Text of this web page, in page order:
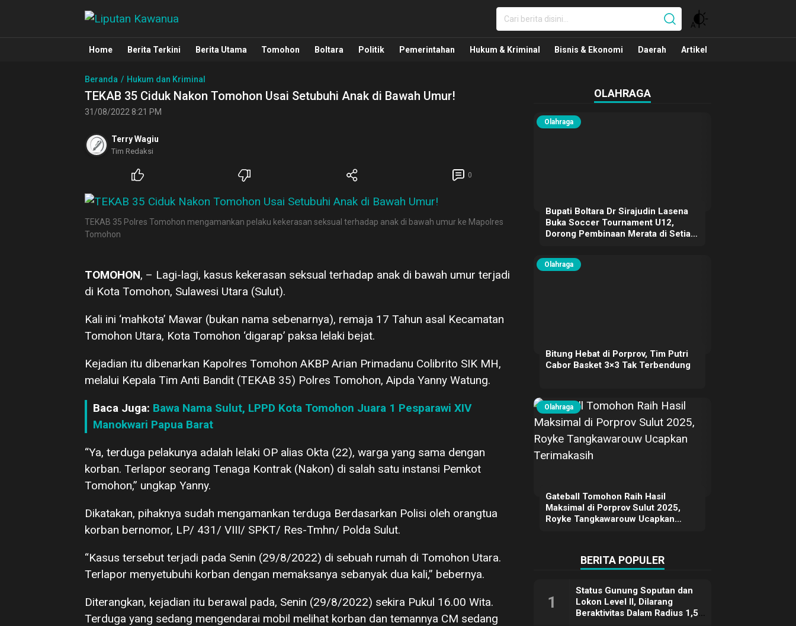
Liputan Kawanua
Berita Manado, Sulawesi Utara, Kawanua, Politik, Pemerintahan, Hukum Kriminal dan Nasional
Home Berita Terkini Berita Utama Tomohon Boltara Politik Pemerintahan Hukum & Kriminal Bisnis & Ekonomi Daerah Artikel
Beranda Hukum dan Kriminal
TEKAB 35 Ciduk Nakon Tomohon Usai Setubuhi Anak di Bawah Umur!
31/08/2022 8:21 PM
Terry Wagiu
Tim Redaksi
0
TEKAB 35 Polres Tomohon mengamankan pelaku kekerasan seksual terhadap anak di bawah umur ke Mapolres
Tomohon
TOMOHON, – Lagi-lagi, kasus kekerasan seksual terhadap anak di bawah umur terjadi
di Kota Tomohon, Sulawesi Utara (Sulut).
Kali ini ‘mahkota’ Mawar (bukan nama sebenarnya), remaja 17 Tahun asal Kecamatan
Tomohon Utara, Kota Tomohon ‘digarap’ paksa lelaki bejat.
Kejadian itu dibenarkan Kapolres Tomohon AKBP Arian Primadanu Colibrito SIK MH,
melalui Kepala Tim Anti Bandit (TEKAB 35) Polres Tomohon, Aipda Yanny Watung.
Baca Juga: Bawa Nama Sulut, LPPD Kota Tomohon Juara 1 Pesparawi XIV
Manokwari Papua Barat
“Ya, terduga pelakunya adalah lelaki OP alias Okta (22), warga yang sama dengan
korban. Terlapor seorang Tenaga Kontrak (Nakon) di salah satu instansi Pemkot
Tomohon,” ungkap Yanny.
Dikatakan, pihaknya sudah mengamankan terduga Berdasarkan Polisi oleh orangtua
korban bernomor, LP/ 431/ VIII/ SPKT/ Res-Tmhn/ Polda Sulut.
“Kasus tersebut terjadi pada Senin (29/8/2022) di sebuah rumah di Tomohon Utara.
Terlapor menyetubuhi korban dengan memaksanya sebanyak dua kali,” bebernya.
Diterangkan, kejadian itu berawal pada, Senin (29/8/2022) sekira Pukul 16.00 Wita.
Terduga yang sedang mengendarai mobil melihat korban dan temannya CM sedang
OLAHRAGA
Olahraga
Bupati Boltara Dr Sirajudin Lasena
Buka Soccer Tournament U12,
Dorong Pembinaan Merata di Setiap
Olahraga
Bitung Hebat di Porprov, Tim Putri
Cabor Basket 3×3 Tak Terbendung
Olahraga
Gateball Tomohon Raih Hasil
Maksimal di Porprov Sulut 2025,
Royke Tangkawarouw Ucapkan
BERITA POPULER
1
Status Gunung Soputan dan
Lokon Level II, Dilarang
Beraktivitas Dalam Radius 1,5